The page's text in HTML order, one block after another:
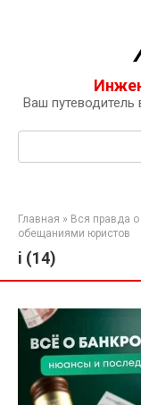
Ваш
Поиск:
Главная » Вся правда о
обещаниями юристов
i (14)